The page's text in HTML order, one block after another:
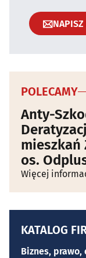
NAPISZ
POLECAMY
Anty-
mieszkań
os.
Więcej
KATALOG
Biznes, prawo,